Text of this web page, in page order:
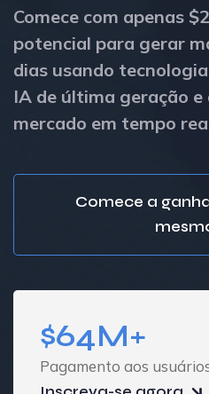
Comece com apenas
potencial para gerar
dias usando
IA de última geração e
mercado em tempo
Comece a
$64M+
Pagamento aos